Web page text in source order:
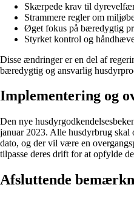
Skærpede krav til
Strammere regler om
Øget fokus på bæredygtig
Styrket kontrol og
Disse ændringer er en del af
bæredygtig og ansvarlig
Implementering og
Den nye
januar 2023. Alle husdyrbrug skal
dato, og der vil være en
tilpasse deres drift for at opfylde
Afsluttende